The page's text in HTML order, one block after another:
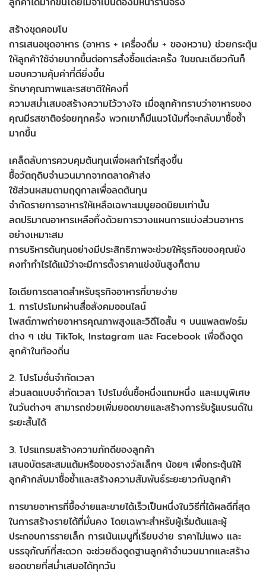
สร้างชุดคอมโบ
การเสนอชุดอาหาร (อาหาร + เครื่องดื่ม + ของหวาน) ช่วยกระตุ้น
ให้ลูกค้าใช้จ่ายมากขึ้นต่อการสั่งซื้อแต่ละครั้ง ในขณะเดียวกันก็
มอบความคุ้มค่าที่ดียิ่งขึ้น
รักษาคุณภาพและรสชาติให้คงที่
ความสม่ำเสมอสร้างความไว้วางใจ เมื่อลูกค้าทราบว่าอาหารของ
คุณมีรสชาติอร่อยทุกครั้ง พวกเขาก็มีแนวโน้มที่จะกลับมาซื้อซ้ำ
มากขึ้น
เคล็ดลับการควบคุมต้นทุนเพื่อผลกำไรที่สูงขึ้น
ซื้อวัตถุดิบจำนวนมากจากตลาดค้าส่ง
ใช้ส่วนผสมตามฤดูกาลเพื่อลดต้นทุน
จำกัดรายการอาหารให้เหลือเฉพาะเมนูยอดนิยมเท่านั้น
ลดปริมาณอาหารเหลือทิ้งด้วยการวางแผนการแบ่งส่วนอาหาร
อย่างเหมาะสม
การบริหารต้นทุนอย่างมีประสิทธิภาพจะช่วยให้ธุรกิจของคุณยัง
คงทำกำไรได้แม้ว่าจะมีการตั้งราคาแข่งขันสูงก็ตาม
ไอเดียการตลาดสำหรับธุรกิจอาหารที่ขายง่าย
1. การโปรโมทผ่านสื่อสังคมออนไลน์
โพสต์ภาพถ่ายอาหารคุณภาพสูงและวิดีโอสั้น ๆ บนแพลตฟอร์ม
ต่าง ๆ เช่น TikTok, Instagram และ Facebook เพื่อดึงดูด
ลูกค้าในท้องถิ่น
2. โปรโมชั่นจำกัดเวลา
ส่วนลดแบบจำกัดเวลา โปรโมชั่นซื้อหนึ่งแถมหนึ่ง และเมนูพิเศษ
ในวันต่างๆ สามารถช่วยเพิ่มยอดขายและสร้างการรับรู้แบรนด์ใน
ระยะสั้นได้
3. โปรแกรมสร้างความภักดีของลูกค้า
เสนอบัตรสะสมแต้มหรือของรางวัลเล็กๆ น้อยๆ เพื่อกระตุ้นให้
ลูกค้ากลับมาซื้อซ้ำและสร้างความสัมพันธ์ระยะยาวกับลูกค้า
การขายอาหารที่ซื้อง่ายและขายได้เร็วเป็นหนึ่งในวิธีที่ได้ผลดีที่สุด
ในการสร้างรายได้ที่มั่นคง โดยเฉพาะสำหรับผู้เริ่มต้นและผู้
ประกอบการรายเล็ก การเน้นเมนูที่เรียบง่าย ราคาไม่แพง และ
บรรจุภัณฑ์ที่สะดวก จะช่วยดึงดูดฐานลูกค้าจำนวนมากและสร้าง
ยอดขายที่สม่ำเสมอได้ทุกวัน